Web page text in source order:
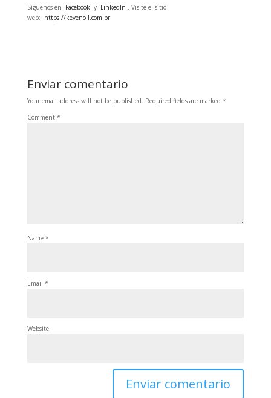
Síguenos en Facebooky LinkedIn . Visite el sitio
web: https://kevenoll.com.br
Enviar comentario
Your email address will not be published. Required fields are marked *
Comment *
Name *
Email *
Website